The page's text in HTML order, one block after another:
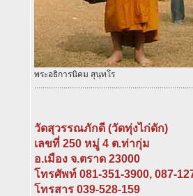
พระอธิการนิคม สุนฺทโร
............................................................................
วัดสุวรรณภักดี (วัดทุ่งไก่ดัก)
เลขที่ 250 หมู่ 4 ต.ท่ากุ่ม
อ.เมือง จ.ตราด 23000
โทรศัพท์ 081-351-3900, 087-
โทรสาร 039-528-159